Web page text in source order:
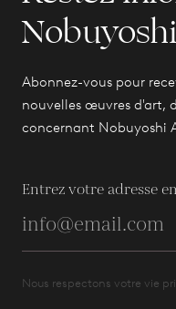
Abonnez-vous pour
nouvelles œuvres d'art,
concernant Nobuyoshi
Entrez votre adresse
Nous respectons votre vie